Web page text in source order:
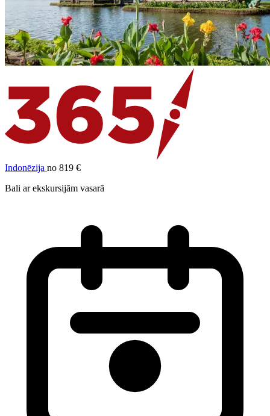
Indonēzija no 819 €
Bali ar ekskursijām vasarā